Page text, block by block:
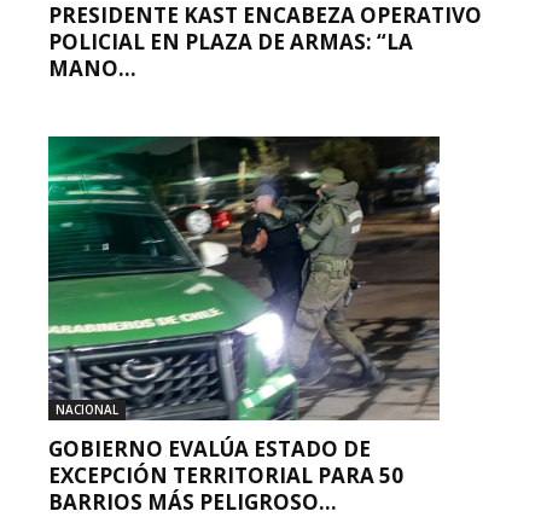
PRESIDENTE KAST ENCABEZA OPERATIVO
POLICIAL EN PLAZA DE ARMAS: “LA
MANO...
NACIONAL
GOBIERNO EVALÚA ESTADO DE
EXCEPCIÓN TERRITORIAL PARA 50
BARRIOS MÁS PELIGROSO...